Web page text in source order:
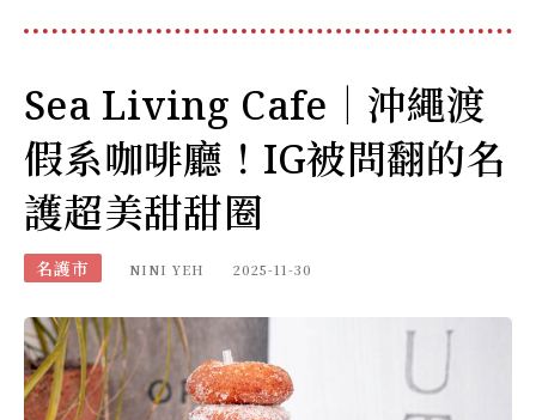
Sea Living Cafe｜沖繩渡
假系咖啡廳！IG被問翻的名
護超美甜甜圈
名護市 NINI YEH 2025-11-30